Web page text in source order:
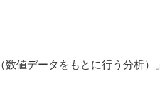
（数値データをもとに行う分析）